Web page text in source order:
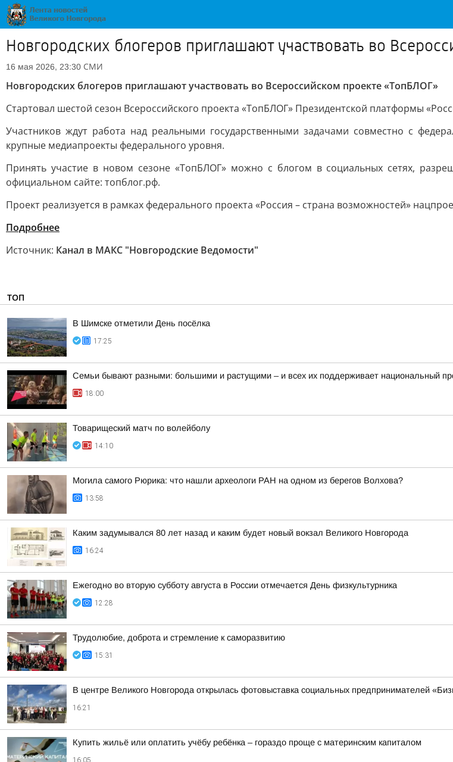
Новгородских блогеров приглашают участвовать во
16 мая 2026, 23:30 СМИ
Новгородских блогеров приглашают участвовать во Всероссийском проекте «ТопБЛОГ»
Стартовал шестой сезон Всероссийского проекта «ТопБЛОГ» Президентской платформы
Участников ждут работа над реальными государственными задачами совместно с
крупные медиапроекты федерального уровня.
Принять участие в новом сезоне «ТопБЛОГ» можно с блогом в социальных сетях,
официальном сайте: топблог.рф.
Проект реализуется в рамках федерального проекта «Россия – страна возможностей»
Подробнее
Источник: Канал в МАКС "Новгородские Ведомости"
ТОП
В Шимске отметили День посёлка
17:25
Семьи бывают разными: большими и растущими – и всех их поддерживает национальный
18:00
Товарищеский матч по волейболу
14:10
Могила самого Рюрика: что нашли археологи РАН на одном из берегов Волхова?
13:58
Каким задумывался 80 лет назад и каким будет новый вокзал Великого Новгорода
16:24
Ежегодно во вторую субботу августа в России отмечается День физкультурника
12:28
Трудолюбие, доброта и стремление к саморазвитию
15:31
В центре Великого Новгорода открылась фотовыставка социальных предпринимателей
16:21
Купить жильё или оплатить учёбу ребёнка – гораздо проще с материнским капиталом
16:05